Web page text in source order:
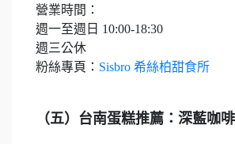
營業時間：
週一至週日 10:00-18:30
週三公休
粉絲專頁： Sisbro 希絲柏甜食所
（五）台南蛋糕推薦：深藍咖